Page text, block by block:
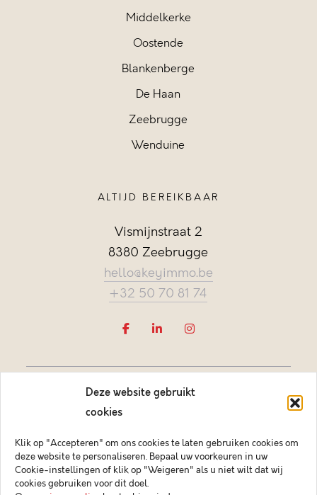
Deze website gebruikt
cookies
Klik op "Accepteren" om ons cookies te laten gebruiken cookies om
deze website te personaliseren. Bepaal uw voorkeuren in uw
Cookie-instellingen of klik op "Weigeren" als u niet wilt dat wij
cookies gebruiken voor dit doel.
Middelkerke
Oostende
Blankenberge
De Haan
Zeebrugge
Wenduine
ALTIJD BEREIKBAAR
Vismijnstraat 2
8380 Zeebrugge
hello@keyimmo.be
+32 50 70 81 74
Vastgoedmakelaar-bemiddelaar BIV België BIV 505084
Ondernemingsnummer BTW-BE 0878.744.081 BA &